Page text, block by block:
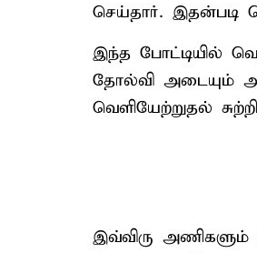
செய்தார். இதன்படி
இந்த போட்டியில்
தோல்வி அடையும்
வெளியேற்றுதல்
இவ்விரு அணிகளும்